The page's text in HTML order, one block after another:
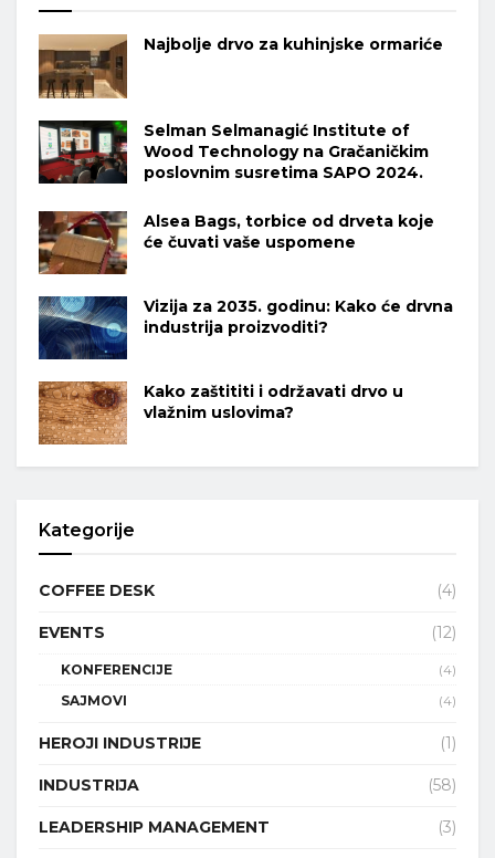
Najbolje drvo za kuhinjske ormariće
Selman Selmanagić Institute of
Wood Technology na Gračaničkim
poslovnim susretima SAPO 2024.
Alsea Bags, torbice od drveta koje
će čuvati vaše uspomene
Vizija za 2035. godinu: Kako će drvna
industrija proizvoditi?
Kako zaštititi i održavati drvo u
vlažnim uslovima?
Kategorije
COFFEE DESK (4)
EVENTS (12)
KONFERENCIJE
(4)
SAJMOVI
(4)
HEROJI INDUSTRIJE (1)
INDUSTRIJA (58)
LEADERSHIP MANAGEMENT (3)